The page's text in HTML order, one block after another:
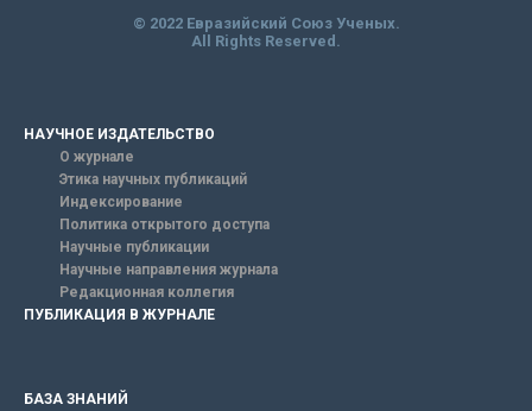
© 2022 Евразийский Союз Ученых.
All Rights Reserved.
НАУЧНОЕ ИЗДАТЕЛЬСТВО
О журнале
Этика научных публикаций
Индексирование
Политика открытого доступа
Научные публикации
Научные направления журнала
Редакционная коллегия
ПУБЛИКАЦИЯ В ЖУРНАЛЕ
БАЗА ЗНАНИЙ